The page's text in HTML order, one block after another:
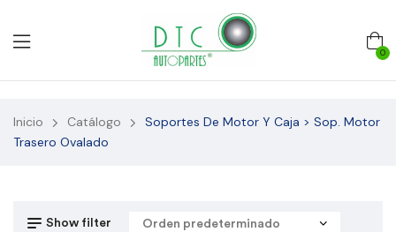
0
Inicio Catálogo
Soportes De Motor Y Caja > Sop. Motor
Trasero Ovalado
Show filter